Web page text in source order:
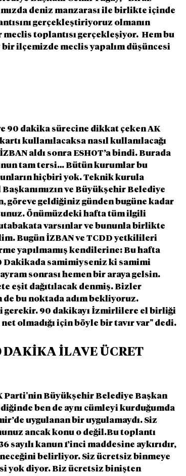
deniz manzarası ile birlikte içinde
gerçekleştiriyoruz olmanın
toplantısı gerçekleşiyor.  Hem bu
bir ilçemizde meclis yapalım düşüncesi
90 dakika sürecine dikkat çeken AK
kullanılacaksa nasıl kullanılacağı
aldı sonra ESHOT’a bindi. Burada
tam tersi… Bütün kurumlar bu
hiçbiri yok. Teknik kurula
ve Büyükşehir Belediye
göreve geldiğiniz günden bugüne kadar
Önümüzdeki hafta tüm ilgili
varsınlar ve bununla birlikte
Bugün İZBAN ve TCDD yetkilileri
yapılmamış kendilerine: Bu hafta
Dakikada samimiyseniz ki samimi
sonrası hemen bir araya gelsin.
eşit dağıtılacak denmiş. Bizler
de bu noktada adım bekliyoruz.
gerekir. 90 dakikayı İzmirlilere el birliği
olmadığı için böyle bir tavır var" dedi.
DAKİKA İLAVE ÜCRET
Parti'nin Büyükşehir Belediye Başkan
ben de aynı cümleyi kurduğumda
uygulanan bir uygulamaydı. Siz
ancak konu o değil.Bu toplantı
kanun 1’inci maddesine aykırıdır,
belirliyor. Siz ücretsiz binmeye
yok diyor. Biz ücretsiz binişten